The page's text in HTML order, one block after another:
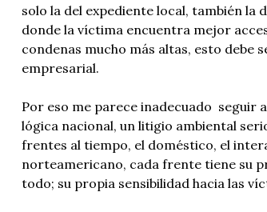
solo la del expediente local, también la
donde la víctima encuentra mejor
condenas mucho más altas, esto debe
empresarial.
Por eso me parece inadecuado seguir
lógica nacional, un litigio ambiental
frentes al tiempo, el doméstico, el
norteamericano, cada frente tiene su
todo; su propia sensibilidad hacia las